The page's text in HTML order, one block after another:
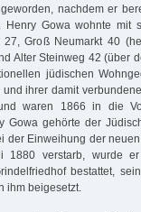
nachdem er
Henry Gowa wohnte mit
Groß Neumarkt 40
Alter Steinweg 42 (über
jüdischen
ihrer damit
waren 1866 in die
Gowa gehörte der
der Einweihung der
1880 verstarb, wurde
bestattet,
ihm beigesetzt.